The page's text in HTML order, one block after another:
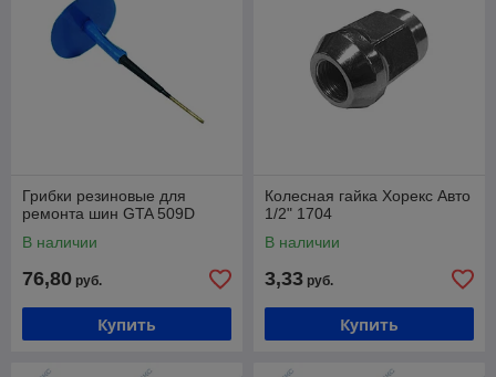
Грибки резиновые для
ремонта шин GTA 509D
В наличии
76,80 руб.
Купить
Колесная гайка Хорекс Авто
1/2" 1704
В наличии
3,33 руб.
Купить